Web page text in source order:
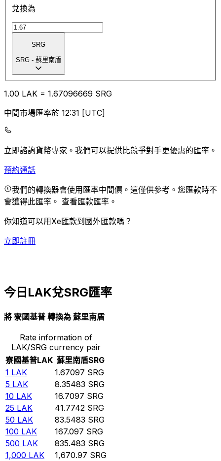
兌換為
SRG
SRG - 蘇里南盾
1.00 LAK = 1.67096669 SRG
中間市場匯率於 12:31 [UTC]
立即諮詢貨幣專家。 我們可以提供比競爭對手更優惠的匯率。
預約通話
我們的轉換器會使用匯率中間價。這僅供參考。您匯款時不
會獲得此匯率。 查看匯款匯率。
你知道可以用Xe匯款到國外匯款嗎？
立即註冊
今日LAK兌SRG匯率
將 寮國基普 轉換為 蘇里南盾
Rate information of
LAK/SRG currency pair
寮國基普LAK 蘇里南盾SRG
1 LAK 1.67097 SRG
5 LAK 8.35483 SRG
10 LAK 16.7097 SRG
25 LAK 41.7742 SRG
50 LAK 83.5483 SRG
100 LAK 167.097 SRG
500 LAK 835.483 SRG
1,000 LAK 1,670.97 SRG